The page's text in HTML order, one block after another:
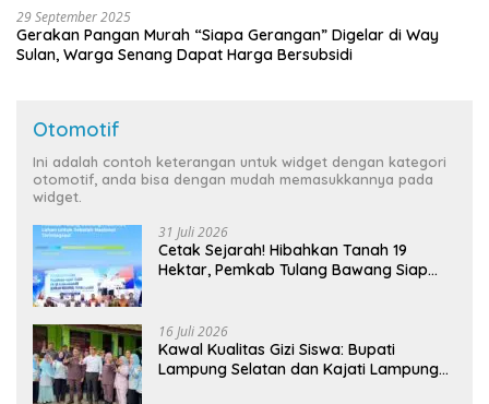
29 September 2025
Gerakan Pangan Murah “Siapa Gerangan” Digelar di Way
Sulan, Warga Senang Dapat Harga Bersubsidi
Otomotif
Ini adalah contoh keterangan untuk widget dengan kategori
otomotif, anda bisa dengan mudah memasukkannya pada
widget.
31 Juli 2026
Cetak Sejarah! Hibahkan Tanah 19
Hektar, Pemkab Tulang Bawang Siap
16 Juli 2026
Kawal Kualitas Gizi Siswa: Bupati
Lampung Selatan dan Kajati Lampung